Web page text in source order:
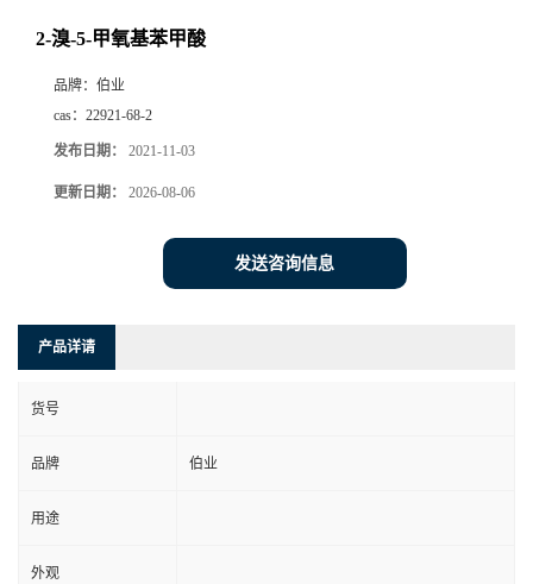
2-溴-5-甲氧基苯甲酸
品牌： 伯业
cas： 22921-68-2
发布日期： 2021-11-03
更新日期： 2026-08-06
发送咨询信息
产品详请
货号
品牌 伯业
用途
外观